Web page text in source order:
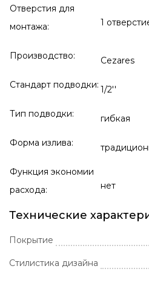
Отверстия для
монтажа:
1
Производство: Cezares
Стандарт подводки: 1/2''
Тип подводки: гибкая
Форма излива:
Функция экономии
расхода:
нет
Технические
Покрытие
Стилистика дизайна